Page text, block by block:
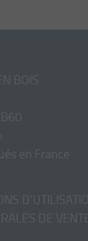
BOIS
en France
DE